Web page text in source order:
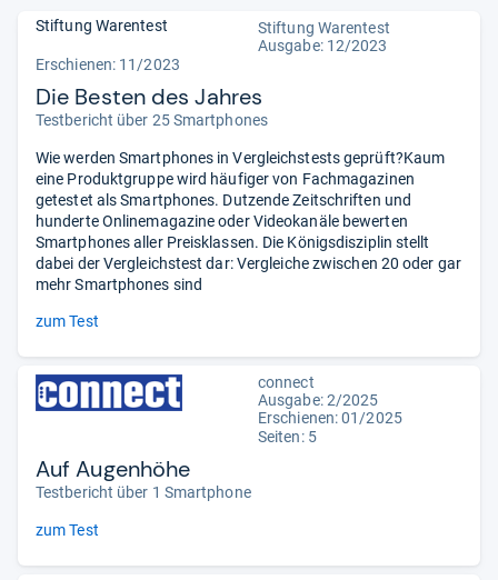
Stiftung Warentest
Stiftung Warentest
Ausgabe: 12/2023
Erschienen: 11/2023
Die Besten des Jahres
Testbericht über 25 Smartphones
Wie werden Smartphones in Vergleichstests geprüft?Kaum
eine Produktgruppe wird häufiger von Fachmagazinen
getestet als Smartphones. Dutzende Zeitschriften und
hunderte Onlinemagazine oder Videokanäle bewerten
Smartphones aller Preisklassen. Die Königsdisziplin stellt
dabei der Vergleichstest dar: Vergleiche zwischen 20 oder gar
mehr Smartphones sind
zum Test
connect
Ausgabe: 2/2025
Erschienen: 01/2025
Seiten: 5
Auf Augenhöhe
Testbericht über 1 Smartphone
zum Test